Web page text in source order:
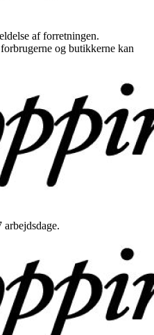
af forretningen.
og butikkerne kan